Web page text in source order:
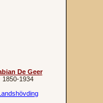
De Geer
1850‐1934